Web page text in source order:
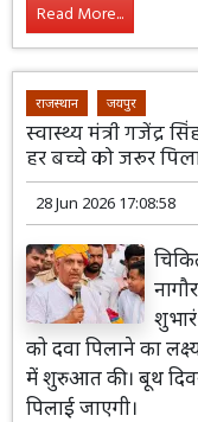
Read More...
राजस्थान जयपुर
स्वास्थ्य मंत्री गजेंद्र
हर बच्चे को जरूर
28 Jun 2026 17:08:58
को दवा पिलाने का
में शुरुआत की। बूथ
पिलाई जाएगी।